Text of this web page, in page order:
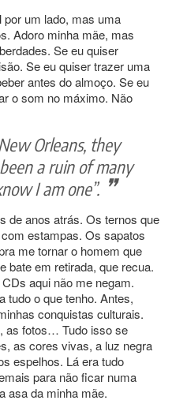
por um lado, mas uma
Adoro minha mãe, mas
Se eu quiser
Se eu quiser trazer uma
antes do almoço. Se eu
o som no máximo. Não
Orleans, they
a ruin of many
I am one”.
de anos atrás. Os ternos que
estampas. Os sapatos
me tornar o homem que
bate em retirada, que recua.
aqui não me negam.
tudo o que tenho. Antes,
conquistas culturais.
as fotos… Tudo isso se
as cores vivas, a luz negra
espelhos. Lá era tudo
para não ficar numa
asa da minha mãe.